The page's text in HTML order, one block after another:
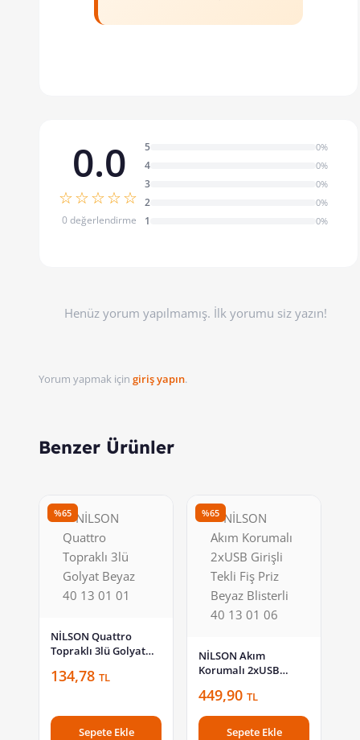
0.0
☆☆☆☆☆
0 değerlendirme
5 0%
4 0%
3 0%
2 0%
1 0%
Henüz yorum yapılmamış. İlk yorumu siz yazın!
Yorum yapmak için giriş yapın.
Benzer Ürünler
%65
NİLSON Quattro
Topraklı 3lü Golyat
134,78 TL
Sepete Ekle
%65
NİLSON Akım
Korumalı 2xUSB
Beyaz Blisterli 40 13
01 06
449,90 TL
Sepete Ekle